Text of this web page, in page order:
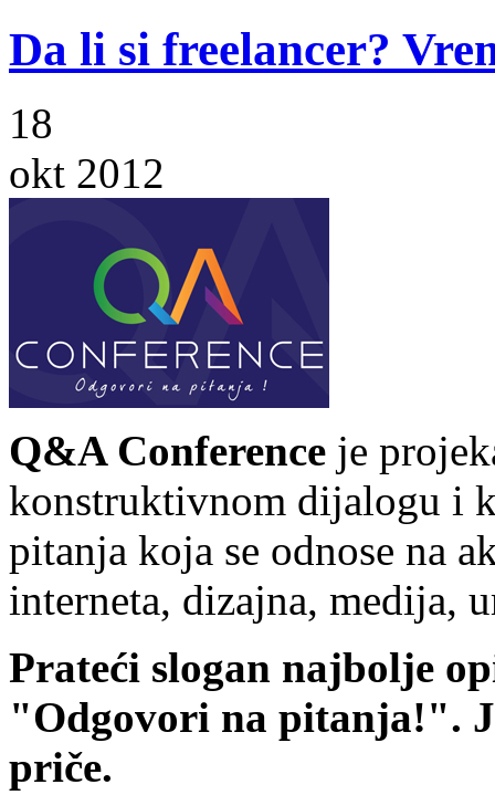
Da li si freelancer?
18
okt 2012
Q&A Conference je
konstruktivnom dijalogu i
pitanja koja se odnose na
interneta, dizajna, medija,
Prateći slogan najbolje
"Odgovori na pitanja!".
priče.